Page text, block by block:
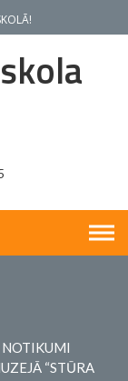
NOTIKUMI
“STŪRA